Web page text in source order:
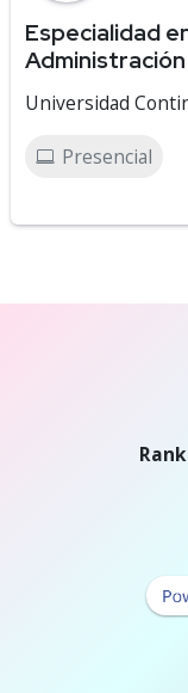
Especialidad
Universidad
Presencial